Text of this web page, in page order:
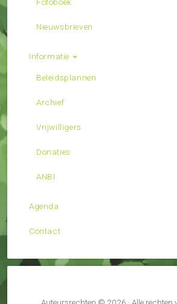
Nieuwsbrieven
Informatie
Beleidsplannen
Archief
Vrijwilligers
Donaties
ANBI
Agenda
Contact